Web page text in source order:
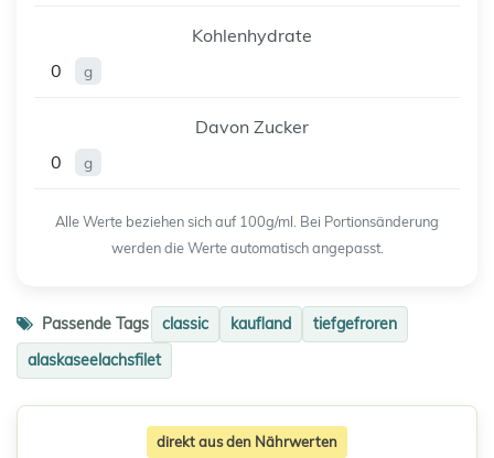
Kohlenhydrate
0
g
Davon Zucker
0
g
Alle Werte beziehen sich auf 100g/ml. Bei Portionsänderung
werden die Werte automatisch angepasst.
Passende Tags classic kaufland
tiefgefroren
alaskaseelachsfilet
direkt aus den Nährwerten